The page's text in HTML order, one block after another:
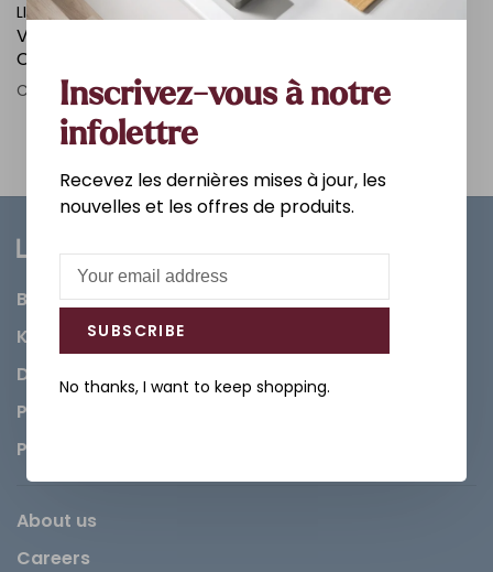
LIGANO
VANITE EMERAUDE 32 PO
COULEUR BOIS DESSUS EN
PORCELAINE AVEC OU
SANS PATTES
C$811.75
Bathroom
Kitchen
Decorations & Accessories
Paints
Parts
About us
Careers
Inscrivez-vous à notre
infolettre
Recevez les dernières mises à jour, les
nouvelles et les offres de produits.
SUBSCRIBE
No thanks, I want to keep shopping.